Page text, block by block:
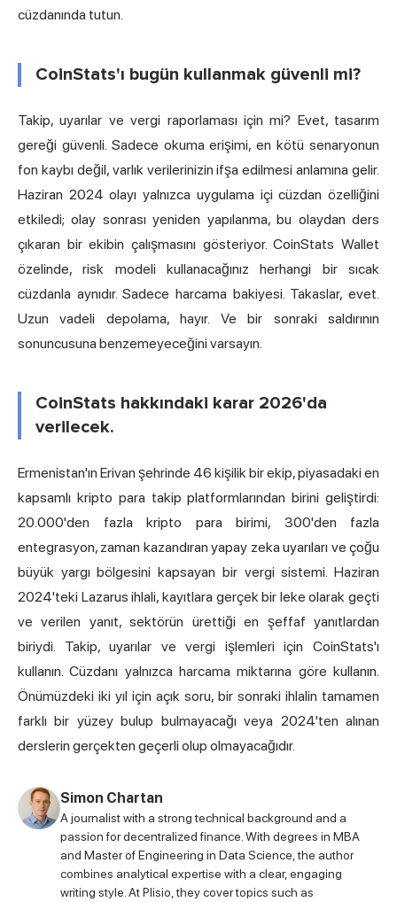
cüzdanında tutun.
CoinStats'ı bugün kullanmak güvenli mi?
Takip, uyarılar ve vergi raporlaması için mi? Evet, tasarım
gereği güvenli. Sadece okuma erişimi, en kötü senaryonun
fon kaybı değil, varlık verilerinizin ifşa edilmesi anlamına gelir.
Haziran 2024 olayı yalnızca uygulama içi cüzdan özelliğini
etkiledi; olay sonrası yeniden yapılanma, bu olaydan ders
çıkaran bir ekibin çalışmasını gösteriyor. CoinStats Wallet
özelinde, risk modeli kullanacağınız herhangi bir sıcak
cüzdanla aynıdır. Sadece harcama bakiyesi. Takaslar, evet.
Uzun vadeli depolama, hayır. Ve bir sonraki saldırının
sonuncusuna benzemeyeceğini varsayın.
CoinStats hakkındaki karar 2026'da
verilecek.
Ermenistan'ın Erivan şehrinde 46 kişilik bir ekip, piyasadaki en
kapsamlı kripto para takip platformlarından birini geliştirdi:
20.000'den fazla kripto para birimi, 300'den fazla
entegrasyon, zaman kazandıran yapay zeka uyarıları ve çoğu
büyük yargı bölgesini kapsayan bir vergi sistemi. Haziran
2024'teki Lazarus ihlali, kayıtlara gerçek bir leke olarak geçti
ve verilen yanıt, sektörün ürettiği en şeffaf yanıtlardan
biriydi. Takip, uyarılar ve vergi işlemleri için CoinStats'ı
kullanın. Cüzdanı yalnızca harcama miktarına göre kullanın.
Önümüzdeki iki yıl için açık soru, bir sonraki ihlalin tamamen
farklı bir yüzey bulup bulmayacağı veya 2024'ten alınan
derslerin gerçekten geçerli olup olmayacağıdır.
Simon Chartan
A journalist with a strong technical background and a
passion for decentralized finance. With degrees in MBA
and Master of Engineering in Data Science, the author
combines analytical expertise with a clear, engaging
writing style. At Plisio, they cover topics such as